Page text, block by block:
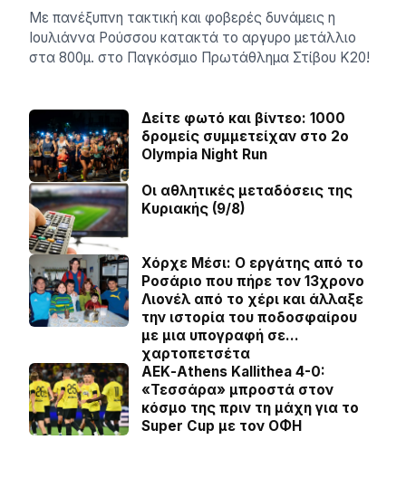
Με πανέξυπνη τακτική και φοβερές δυνάμεις η
Ιουλιάννα Ρούσσου κατακτά το αργυρο μετάλλιο
στα 800μ. στο Παγκόσμιο Πρωτάθλημα Στίβου Κ20!
Δείτε φωτό και βίντεο: 1000
δρομείς συμμετείχαν στο 2ο
Olympia Night Run
Οι αθλητικές μεταδόσεις της
Κυριακής (9/8)
Χόρχε Μέσι: Ο εργάτης από το
Ροσάριο που πήρε τον 13χρονο
Λιονέλ από το χέρι και άλλαξε
την ιστορία του ποδοσφαίρου
με μια υπογραφή σε…
χαρτοπετσέτα
ΑΕΚ-Athens Kallithea 4-0:
«Τεσσάρα» μπροστά στον
κόσμο της πριν τη μάχη για το
Super Cup με τον ΟΦΗ